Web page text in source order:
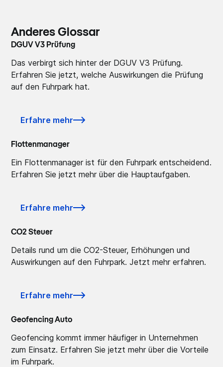
Anderes Glossar
DGUV V3 Prüfung
Das verbirgt sich hinter der DGUV V3 Prüfung.
Erfahren Sie jetzt, welche Auswirkungen die Prüfung
auf den Fuhrpark hat.
Erfahre mehr
Flottenmanager
Ein Flottenmanager ist für den Fuhrpark entscheidend.
Erfahren Sie jetzt mehr über die Hauptaufgaben.
Erfahre mehr
CO2 Steuer
Details rund um die CO2-Steuer, Erhöhungen und
Auswirkungen auf den Fuhrpark. Jetzt mehr erfahren.
Erfahre mehr
Geofencing Auto
Geofencing kommt immer häufiger in Unternehmen
zum Einsatz. Erfahren Sie jetzt mehr über die Vorteile
im Fuhrpark.